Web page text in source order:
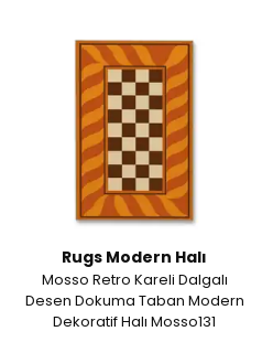
Rugs Modern Halı
Mosso Retro Kareli Dalgalı
Desen Dokuma Taban Modern
Dekoratif Halı Mosso131